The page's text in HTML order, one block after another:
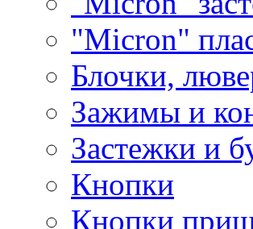
"Micron"
Блочки,
Зажимы и
Застежки и
Кнопки
Кнопки